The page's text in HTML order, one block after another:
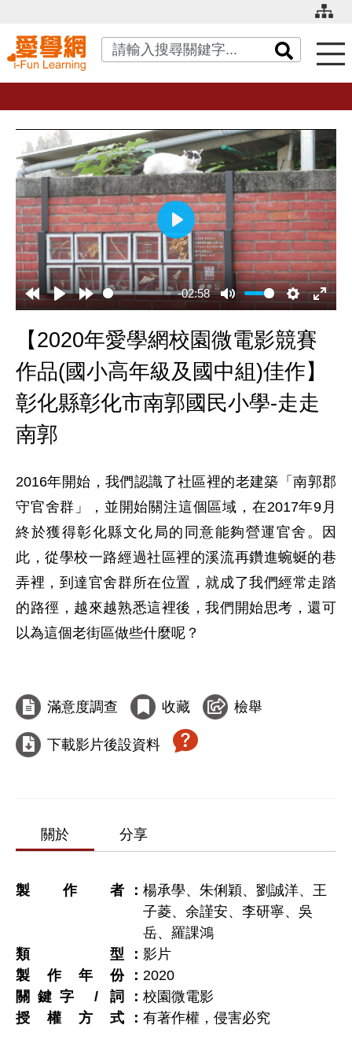
關鍵字搜尋
-02:58
播
放
【2020年愛學網校園微電影競賽
作品(國小高年級及國中組)佳作】
彰化縣彰化市南郭國民小學-走走
南郭
2016年開始，我們認識了社區裡的老建築「南郭郡
守官舍群」，並開始關注這個區域，在2017年9月
終於獲得彰化縣文化局的同意能夠營運官舍。因
此，從學校一路經過社區裡的溪流再鑽進蜿蜒的巷
弄裡，到達官舍群所在位置，就成了我們經常走踏
的路徑，越來越熟悉這裡後，我們開始思考，還可
以為這個老街區做些什麼呢？
滿意度調查 收藏 檢舉
下載影片後設資料
關於 分享
製作者
楊承學、朱俐穎、劉誠洋、王
子菱、余謹安、李研寧、吳
岳、羅課鴻
類型
影片
製作年份
2020
關鍵字 / 詞
校園微電影
授權方式
有著作權，侵害必究